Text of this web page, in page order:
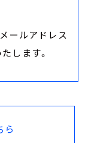
ールアドレス
します。
ら